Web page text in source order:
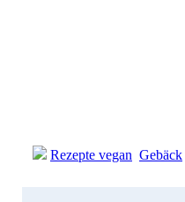
Rezepte vegan Gebäck